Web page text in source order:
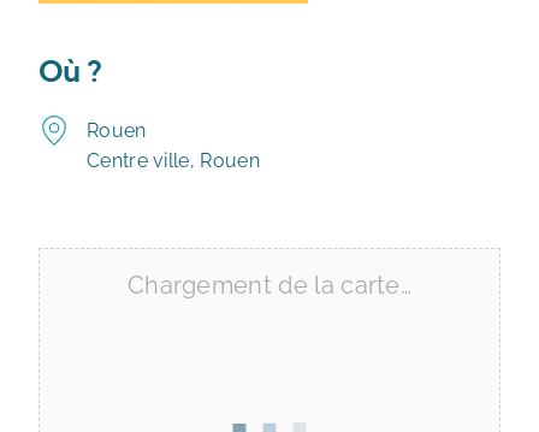
Où ?
Rouen
Centre ville, Rouen
Chargement de la carte…